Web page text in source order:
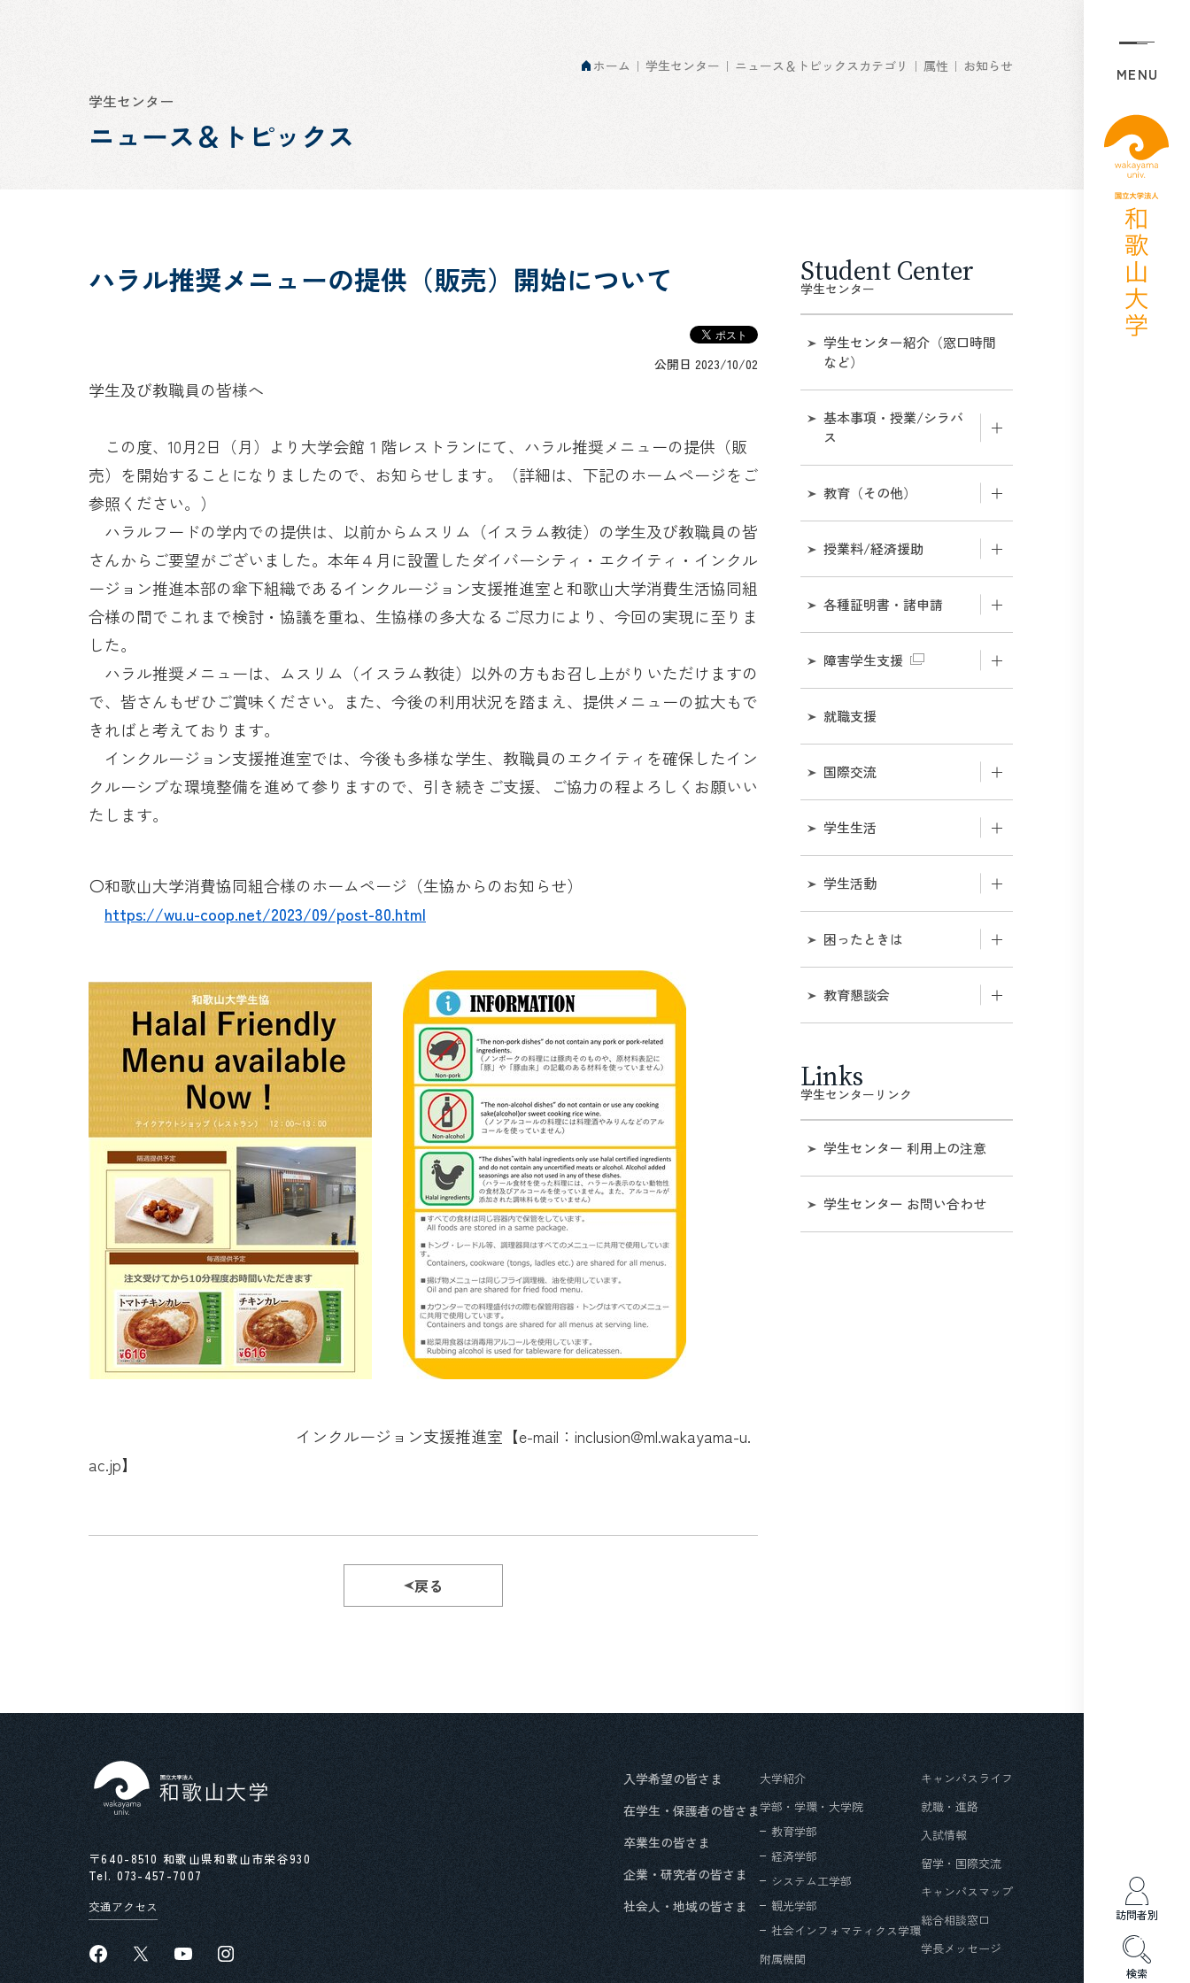
訪問者別
検索
MENU
ホーム 学生センター ニュース＆トピックスカテゴリ 属性 お知らせ
学生センター
ニュース＆トピックス
ハラル推奨メニューの提供（販売）開始について
公開日 2023/10/02
学生及び教職員の皆様へ
この度、10月2日（月）より大学会館１階レストランにて、ハラル推奨メニューの提供（販
売）を開始することになりましたので、お知らせします。（詳細は、下記のホームページをご
参照ください。）
ハラルフードの学内での提供は、以前からムスリム（イスラム教徒）の学生及び教職員の皆
さんからご要望がございました。本年４月に設置したダイバーシティ・エクイティ・インクル
ージョン推進本部の傘下組織であるインクルージョン支援推進室と和歌山大学消費生活協同組
合様の間でこれまで検討・協議を重ね、生協様の多大なるご尽力により、今回の実現に至りま
した。
ハラル推奨メニューは、ムスリム（イスラム教徒）以外の方もお召し上がりいただけますの
で、皆さんもぜひご賞味ください。また、今後の利用状況を踏まえ、提供メニューの拡大もで
きればと考えております。
インクルージョン支援推進室では、今後も多様な学生、教職員のエクイティを確保したイン
クルーシブな環境整備を進めて参りますので、引き続きご支援、ご協力の程よろしくお願いい
たします。
〇和歌山大学消費協同組合様のホームページ（生協からのお知らせ）
https://wu.u-coop.net/2023/09/post-80.html
インクルージョン支援推進室【e-mail：inclusion@ml.wakayama-u.
ac.jp】
戻る
Student Center
学生センター
学生センター紹介（窓口時間
など）
基本事項・授業/シラバ
ス
学年暦・授業計画
シラバスについて
いについて
学生証
授業
単位互換
学籍の異動
オフィスアワー
学内規則
自主演習について
教育（その他）
研究生・科目等履修生につ
いて
社会人履修証明プログラム
『高校生を対象とした大学
授業の公開』について
いて
授業料/経済援助
授業料のお支払いについて
奨学金について
各種証明書・諸申請
在学中の諸証明発行につい
て
卒業後の証明書発行につい
入学料・授業料の納入証明
書発行について
について
ポスター等掲示及びチラシ
障害学生支援
障害学生支援室
在学生の方へ
教職員の方へ
就職支援
国際交流
留学について
学生生活
学生支援ガイダンス
通学
住居
アルバイト紹介
国民年金の学生納付制度
学生活動
【重要】学内申合せ・規則
等（学内限定）
課外活動（課外活動一覧）
トレーニングルームについ
て（学内限定）
物品の貸出（課外活動等）
熱中症事故の防止について
困ったときは
学生生活相談・学生相談室
SOGI
教育懇談会
過去の「教育懇談会について」
Links
学生センターリンク
学生センター 利用上の注意
学生センター お問い合わせ
〒640-8510 和歌山県和歌山市栄谷930
Tel. 073-457-7007
交通アクセス
入学希望の皆さま
在学生・保護者の皆さま
卒業生の皆さま
企業・研究者の皆さま
社会人・地域の皆さま
大学紹介
学部・学環・大学院
教育学部
経済学部
システム工学部
観光学部
社会インフォマティクス学環
附属機関
キャンパスライフ
就職・進路
入試情報
留学・国際交流
キャンパスマップ
総合相談窓口
学長メッセージ